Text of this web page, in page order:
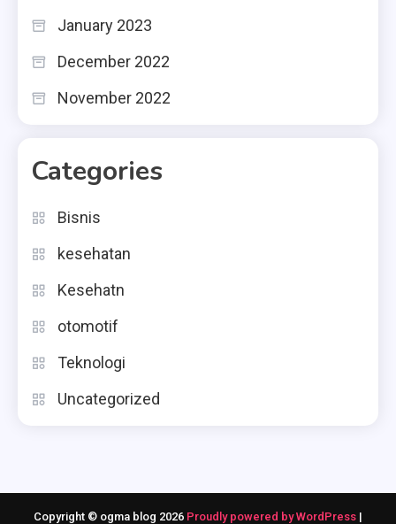
January 2023
December 2022
November 2022
Categories
Bisnis
kesehatan
Kesehatn
otomotif
Teknologi
Uncategorized
Copyright © ogma blog 2026 Proudly powered by WordPress |